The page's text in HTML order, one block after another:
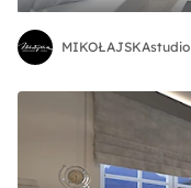
MIKOŁAJSKAstudio